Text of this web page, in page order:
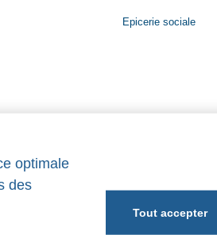
optimale
des
Epicerie sociale